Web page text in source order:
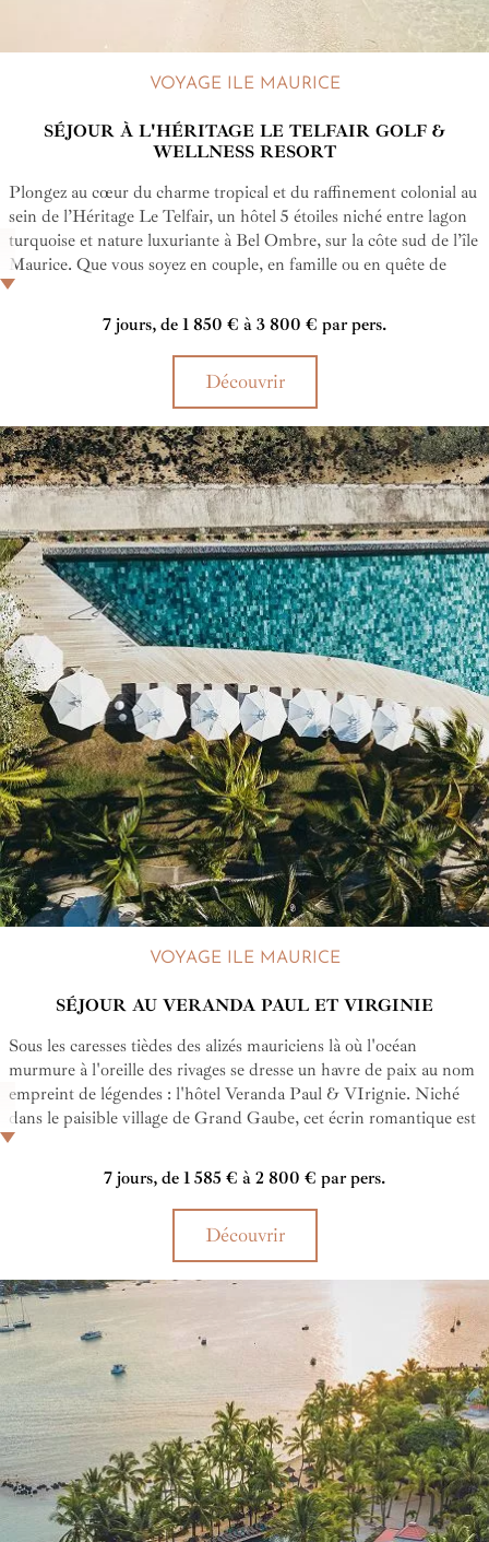
VOYAGE ILE MAURICE
SÉJOUR À L'HÉRITAGE LE TELFAIR GOLF &
WELLNESS RESORT
Plongez au cœur du charme tropical et du raffinement colonial au
sein de l’Héritage Le Telfair, un hôtel 5 étoiles niché entre lagon
turquoise et nature luxuriante à Bel Ombre, sur la côte sud de l’île
Maurice. Que vous soyez en couple, en famille ou en quête de
détente, cet établissement d’exception de style colonial vous invite
à vivre une expérience unique en son genre mêlant gastronomie
raffinée, bien-être absolu, golf de renommée mondiale et activités
personnalisées dans un cadre élégant et apaisant. Cet hôtel est
également un havre de paix pour les familles notamment grâce à
son kid's club au programme riche qui entretiendra l'éveil de
votre progéniture, mais surtout grâce à son baby club encadré par
des professionnels de la petite enfance. De quoi détendre de
manière optimale les parents.
7 jours, de 1 850 € à 3 800 € par pers.
Découvrir
VOYAGE ILE MAURICE
SÉJOUR AU VERANDA PAUL ET VIRGINIE
Sous les caresses tièdes des alizés mauriciens là où l'océan
murmure à l'oreille des rivages se dresse un havre de paix au nom
empreint de légendes : l'hôtel Veranda Paul & VIrignie. Niché
dans le paisible village de Grand Gaube, cet écrin romantique est
un établissement 4* réservé aux adultes, pensé comme une
parenthèse romantique. Face à un lagon aux eaux turquoise,
entouré de jardins tropicaux et bercé par les alizés, l'hôtel offre un
cadre idyllique pour les couples en quête de détente, de douceur
et d'authenticité. Chambres avec vue mer. Tout y est conçu pour
vivre des instants privilégié, entre charme mauricien et confort
moderne.
7 jours, de 1 585 € à 2 800 € par pers.
Découvrir